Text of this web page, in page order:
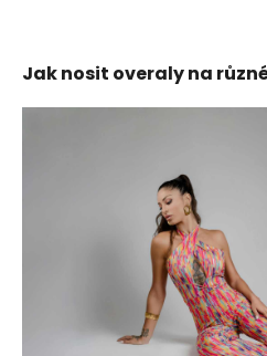
Jak nosit overaly na